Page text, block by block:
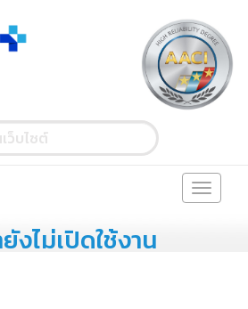
Toggle
งไม่เปิดใช้งาน